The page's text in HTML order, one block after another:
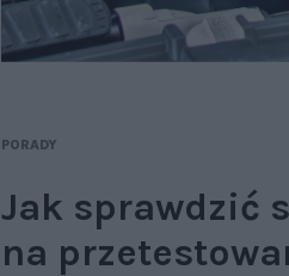
PORADY
Jak sprawdzić
na